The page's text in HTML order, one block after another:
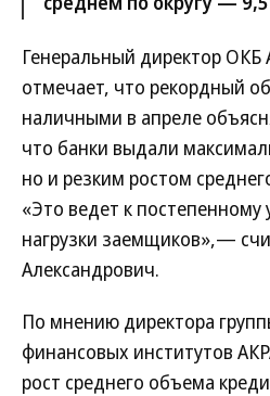
Генеральный директор ОКБ
отмечает, что рекордный
наличными в апреле
что банки выдали
но и резким ростом
«Это ведет к
нагрузки заемщиков»,—
Александрович.
По мнению директора
финансовых институтов
рост среднего объема